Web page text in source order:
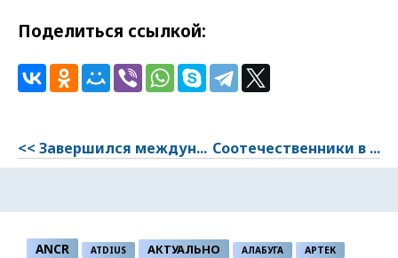
Поделиться ссылкой:
<< Завершился междун... Соотечественники в ...
ANCR ATDIUS АКТУАЛЬНО АЛАБУГА АРТЕК